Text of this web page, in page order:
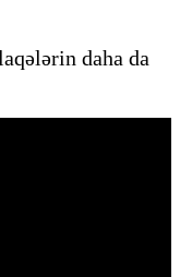
daha da